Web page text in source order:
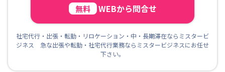
無料 WEBから問合せ
社宅代行・出張・転勤・リロケーション・中・長期滞在ならミスタービ
ジネス 急な出張や転勤・社宅代行業務ならミスタービジネスにお任せ
下さい。